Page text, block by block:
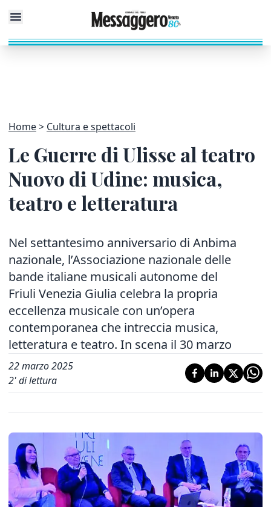
Home Cultura e spettacoli
Le Guerre di Ulisse al teatro
Nuovo di Udine: musica,
teatro e letteratura
Nel settantesimo anniversario di Anbima
nazionale, l’Associazione nazionale delle
bande italiane musicali autonome del
Friuli Venezia Giulia celebra la propria
eccellenza musicale con un’opera
contemporanea che intreccia musica,
letteratura e teatro. In scena il 30 marzo
22 marzo 2025
2' di lettura